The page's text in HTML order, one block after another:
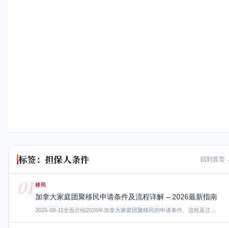
标签：担保人条件 回到首页
01 移民
加拿大家庭团聚移民申请条件及流程详解 – 2026最新指南
2025-08-11全面介绍2026年加拿大家庭团聚移民的申请条件、流程及注…